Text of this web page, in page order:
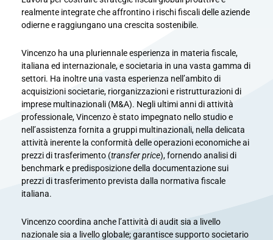
realmente integrate che affrontino i rischi fiscali delle aziende
odierne e raggiungano una crescita sostenibile.
Vincenzo ha una pluriennale esperienza in materia fiscale,
italiana ed internazionale, e societaria in una vasta gamma di
settori. Ha inoltre una vasta esperienza nell’ambito di
acquisizioni societarie, riorganizzazioni e ristrutturazioni di
imprese multinazionali (M&A). Negli ultimi anni di attività
professionale, Vincenzo è stato impegnato nello studio e
nell’assistenza fornita a gruppi multinazionali, nella delicata
attività inerente la conformità delle operazioni economiche ai
prezzi di trasferimento (transferprice), fornendo analisi di
benchmark e predisposizione della documentazione sui
prezzi di trasferimento prevista dalla normativa fiscale
italiana.
Vincenzo coordina anche l’attività di audit sia a livello
nazionale sia a livello globale; garantisce supporto societario